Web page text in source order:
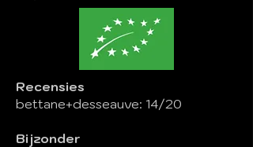
Recensies
bettane+desseauve: 14/20
Bijzonder